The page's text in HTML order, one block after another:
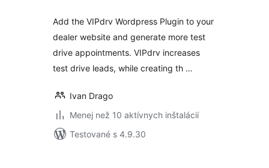
Add the VIPdrv Wordpress Plugin to your
dealer website and generate more test
drive appointments. VIPdrv increases
test drive leads, while creating th …
Ivan Drago
Menej než 10 aktívnych inštalácií
Testované s 4.9.30